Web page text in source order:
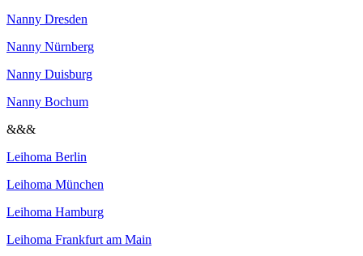
Nanny Dresden
Nanny Nürnberg
Nanny Duisburg
Nanny Bochum
&&&
Leihoma Berlin
Leihoma München
Leihoma Hamburg
Leihoma Frankfurt am Main